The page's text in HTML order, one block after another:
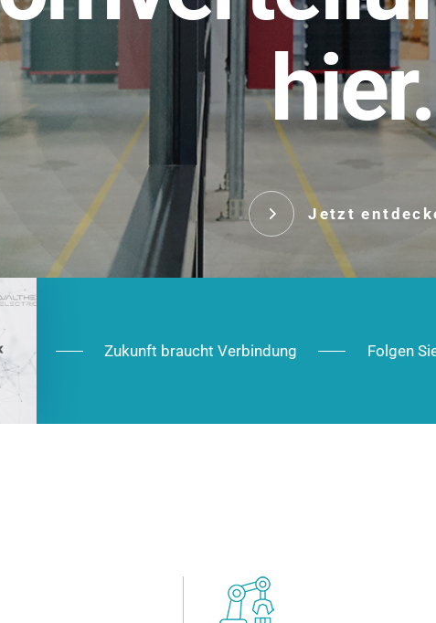
hier.
Jetzt
mit System. Robust im Alltag,
zukunftsfähig im Ausbau.
Das
Zukunft braucht Verbindung Folgen